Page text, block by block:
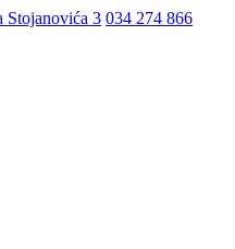
3 034 274 866